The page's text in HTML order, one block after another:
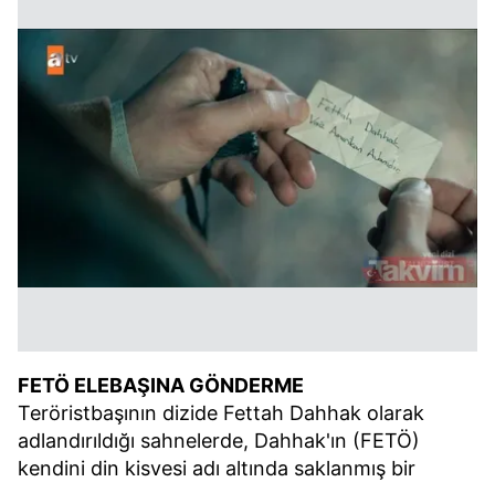
FETÖ ELEBAŞINA GÖNDERME
Teröristbaşının dizide Fettah Dahhak olarak
adlandırıldığı sahnelerde, Dahhak'ın (FETÖ)
kendini din kisvesi adı altında saklanmış bir